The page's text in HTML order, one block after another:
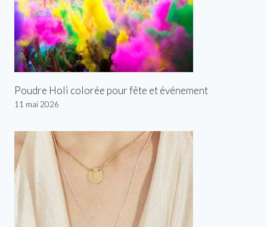
Poudre Holi colorée pour fête et événement
11 mai 2026